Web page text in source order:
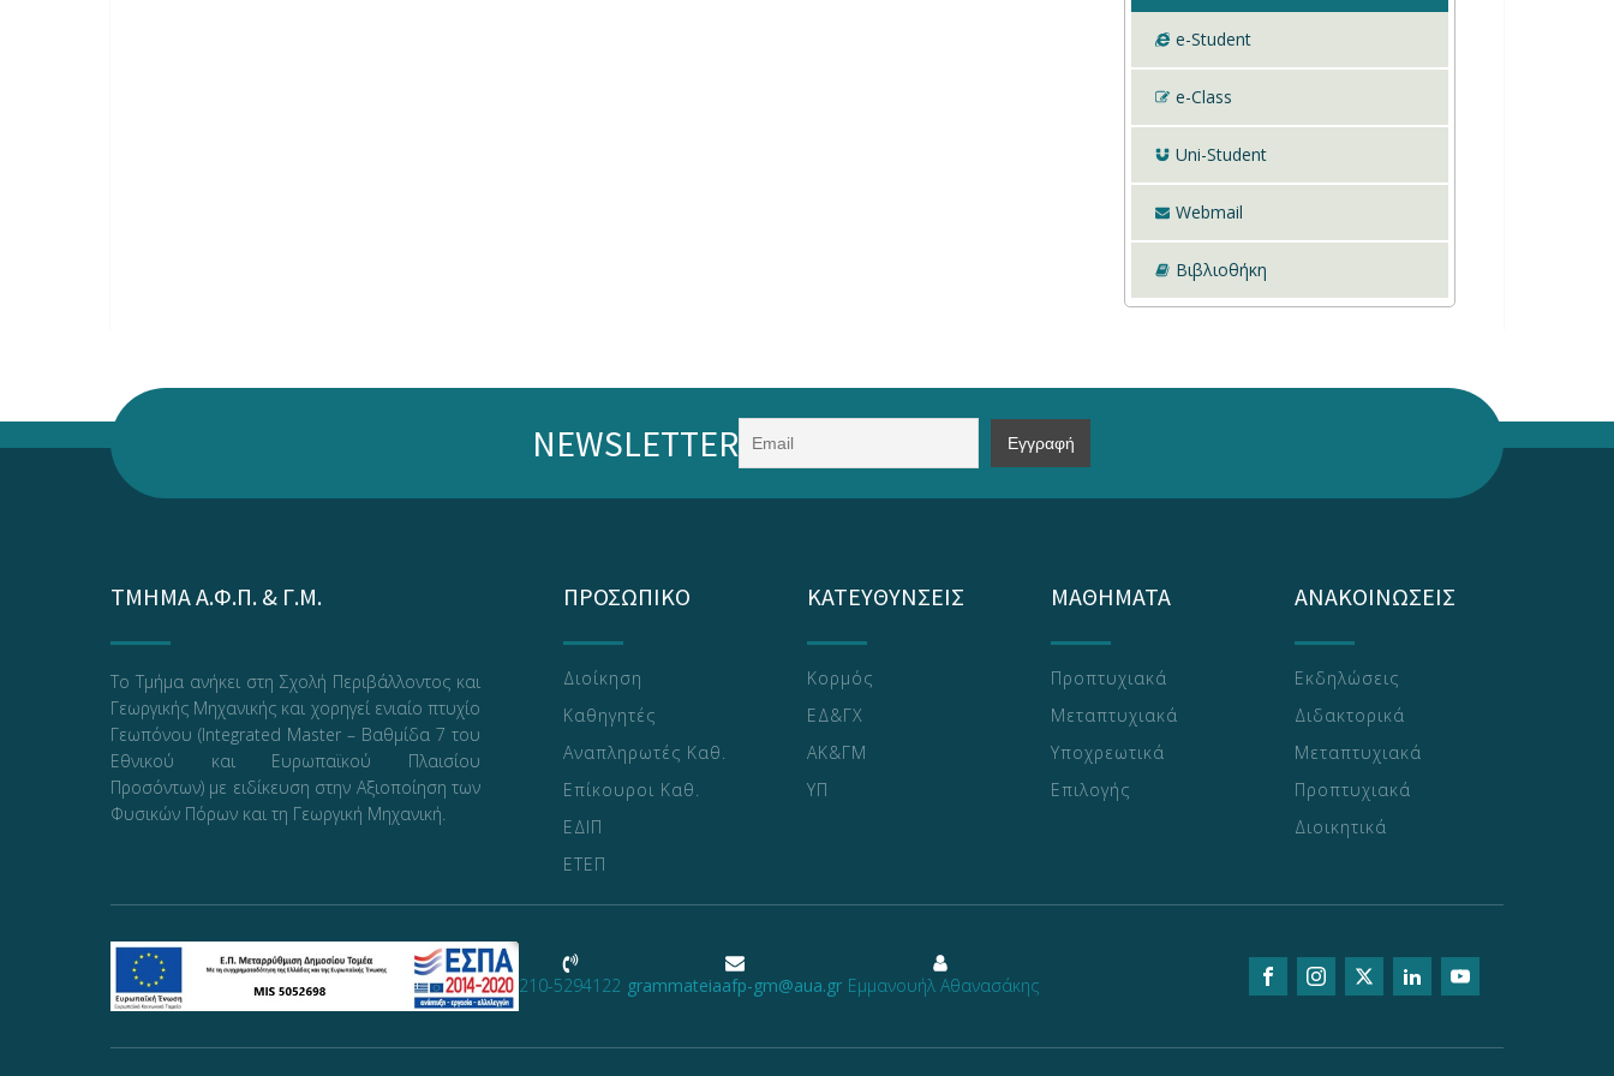
e-Student
e-Class
Uni-Student
Webmail
Βιβλιοθήκη
NEWSLETTER
ΤΜΗΜΑ Α.Φ.Π. & Γ.Μ.
Το Τμήμα ανήκει στη Σχολή Περιβάλλοντος και
Γεωργικής Μηχανικής και χορηγεί ενιαίο πτυχίο
Γεωπόνου (Integrated Master – Βαθμίδα 7 του
Εθνικού και Ευρωπαϊκού Πλαισίου
Προσόντων) με ειδίκευση στην Αξιοποίηση των
Φυσικών Πόρων και τη Γεωργική Μηχανική.
ΠΡΟΣΩΠΙΚΟ
Διοίκηση
Καθηγητές
Αναπληρωτές Καθ.
Επίκουροι Καθ.
ΕΔΙΠ
ΕΤΕΠ
ΚΑΤΕΥΘΥΝΣΕΙΣ
Κορμός
ΕΔ&ΓΧ
ΑΚ&ΓΜ
ΥΠ
ΜΑΘΗΜΑΤΑ
Προπτυχιακά
Μεταπτυχιακά
Υποχρεωτικά
Επιλογής
ΑΝΑΚΟΙΝΩΣΕΙΣ
Εκδηλώσεις
Διδακτορικά
Μεταπτυχιακά
Προπτυχιακά
Διοικητικά
210-5294122 grammateiaafp-gm@aua.gr Εμμανουήλ Αθανασάκης